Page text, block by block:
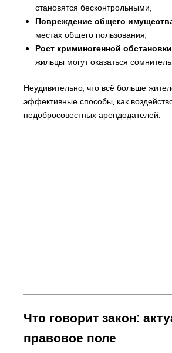
становятся бесконтрольными;
Повреждение общего
местах общего пользования;
Рост криминогенной обстановки
жильцы могут оказаться
Неудивительно, что всё больше
эффективные способы, как
недобросовестных арендодателей.
Что говорит закон:
правовое поле